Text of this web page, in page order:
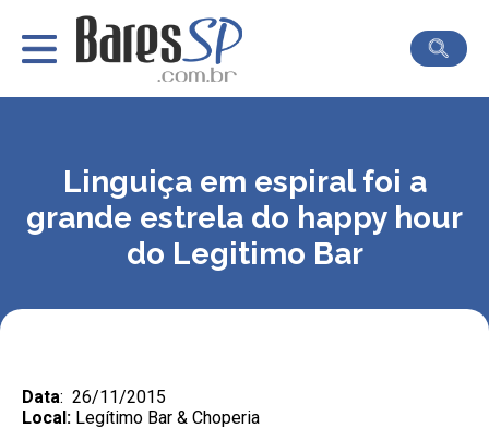
Linguiça em espiral foi a
grande estrela do happy hour
do Legitimo Bar
Data: 26/11/2015
Local: Legítimo Bar & Choperia